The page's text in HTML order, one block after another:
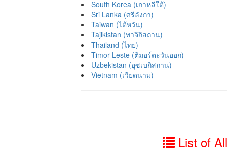
South Korea (เกาหลีใต้)
Sri Lanka (ศรีลังกา)
Taiwan (ไต้หวัน)
Tajikistan (ทาจิกิสถาน)
Thailand (ไทย)
Timor-Leste (ติมอร์ตะวันออก)
Uzbekistan (อุซเบกิสถาน)
Vietnam (เวียดนาม)
List of